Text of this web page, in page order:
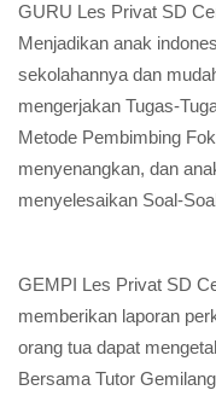
GURU Les Privat SD
Menjadikan anak
sekolahannya dan
mengerjakan Tugas-
Metode Pembimbing
menyenangkan, dan
menyelesaikan Soal-
GEMPI Les Privat SD
memberikan laporan
orang tua dapat
Bersama Tutor